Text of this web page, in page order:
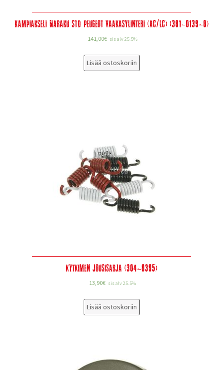
Kampiakseli Naraku STD Peugeot vaakasylinteri (AC/LC) (301-0139-0)
141,00€ sis alv 25.5%
Lisää ostoskoriin
Kytkimen Jousisarja (304-0395)
13,90€ sis alv 25.5%
Lisää ostoskoriin